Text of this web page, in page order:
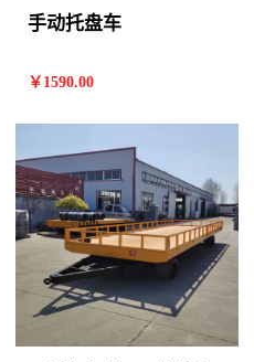
手动托盘车
￥ 1590.00